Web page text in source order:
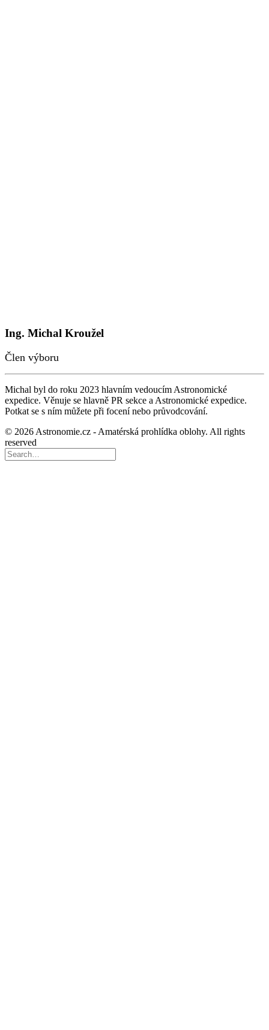
Ing. Michal Kroužel
Člen výboru
Michal byl do roku 2023 hlavním vedoucím Astronomické
expedice. Věnuje se hlavně PR sekce a Astronomické expedice.
Potkat se s ním můžete při focení nebo průvodcování.
© 2026 Astronomie.cz - Amatérská prohlídka oblohy. All rights
reserved